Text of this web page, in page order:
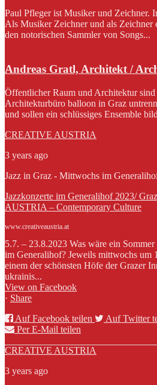
Paul Pfleger ist Musiker und Zeichner.
Als Musiker Zeichner und als Zeichner
den notorischen Sammler von Songs...
Andreas Gratl, Architekt /
Öffentlicher Raum und Architektur
Architekturbüro balloon in Graz
und sollen ein schlüssiges Ensemble
CREATIVE AUSTRIA
3 years ago
Jazz in Graz - Mittwochs im
Jazzkonzerte im Generalihof 2023/
AUSTRIA – Contemporary Culture
www.creativeaustria.at
5.7. – 23.8.2023 Was wäre ein
im Generalihof? Jeweils mittwochs um
einem der schönsten Höfe der Grazer
ukrainis...
View on Facebook
· Share
Auf Facebook teilen
Auf Twitter
Per E-Mail teilen
CREATIVE AUSTRIA
3 years ago